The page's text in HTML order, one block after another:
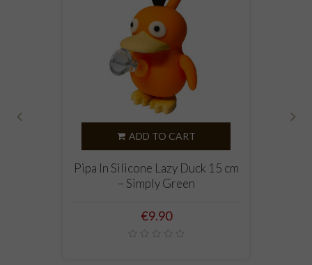
ADD TO CART
Pipa In Silicone Lazy Duck 15 cm
– Simply Green
Price
€9.90